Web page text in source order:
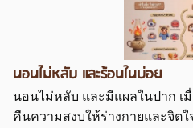
นอนไม่หลับ และร้อนในบ่อย
นอนไม่หลับ และมีแผลในปาก เ
คืนความสงบให้ร่างกายและจิต